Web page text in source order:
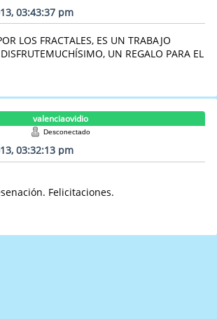
03:43:37 pm
LOS FRACTALES, ES UN TRABAJO
UN REGALO PARA EL
valenciaovidio
Desconectado
03:32:13 pm
Felicitaciones.